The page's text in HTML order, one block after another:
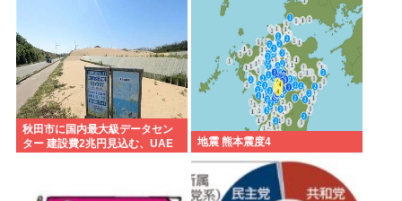
秋田市に国内最大級データセン
ター 建設費2兆円見込む、UAE
地震 熊本震度4